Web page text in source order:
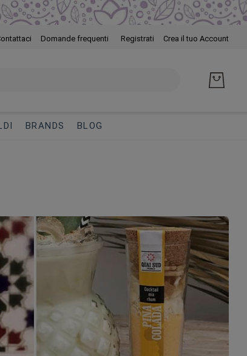
al
Domande frequenti Registrati Crea il tuo Account
BRANDS BLOG